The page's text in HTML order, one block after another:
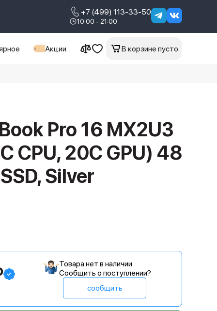
+7 (499) 113-33-50
10:00 - 21:00
Акции В корзине пусто
Pro 16 MX2U3
CPU, 20C GPU) 48
Silver
Товара нет в наличии.
Сообщить о поступлении?
сообщить